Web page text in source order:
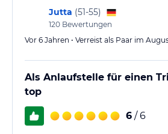
Jutta (51-55)
120 Bewertungen
Vor 6 Jahren • Verreist als Paar im
Als Anlaufstelle für einen
top
6 / 6